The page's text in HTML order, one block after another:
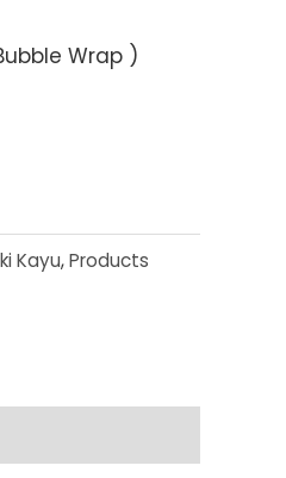
Wrap )
Kayu,Products